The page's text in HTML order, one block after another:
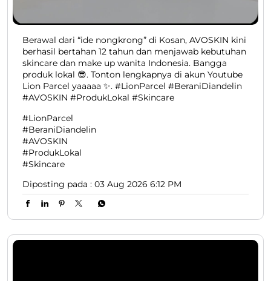
Berawal dari “ide nongkrong” di Kosan, AVOSKIN kini
berhasil bertahan 12 tahun dan menjawab kebutuhan
skincare dan make up wanita Indonesia. Bangga
produk lokal 😎. Tonton lengkapnya di akun Youtube
Lion Parcel yaaaaa ✨. #LionParcel #BeraniDiandelin
#AVOSKIN #ProdukLokal #Skincare
#LionParcel
#BeraniDiandelin
#AVOSKIN
#ProdukLokal
#Skincare
Diposting pada : 03 Aug 2026 6:12 PM